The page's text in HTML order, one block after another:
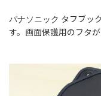
パナソニック タフブッ
す。画面保護用のフタが